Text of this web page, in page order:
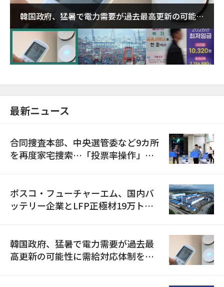
韓国政府、猛暑で電力需要が過去最高更新の可能性
に需給対応体制を点検
最新ニュース
合同捜査本部、中央選管委など9カ所
を再度家宅捜索…「投票率操作」の
ポスコ・フューチャーエム、国内バ
ッテリー企業とLFP正極材19万トン
韓国政府、猛暑で電力需要が過去最
高更新の可能性に需給対応体制を点